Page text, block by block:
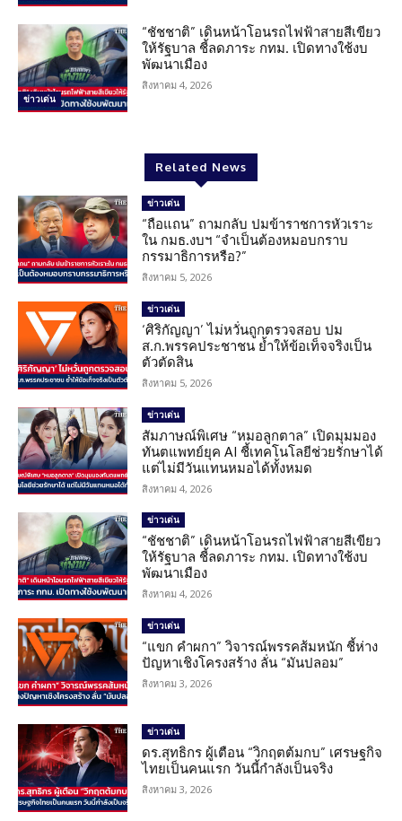
ข่าวเด่น
“ชัชชาติ” เดินหน้าโอนรถไฟฟ้าสายสีเขียว
ให้รัฐบาล ชี้ลดภาระ กทม. เปิดทางใช้งบ
พัฒนาเมือง
สิงหาคม 4, 2026
Related News
ข่าวเด่น
“ถือแถน” ถามกลับ ปมข้าราชการหัวเราะ
ใน กมธ.งบฯ “จำเป็นต้องหมอบกราบ
กรรมาธิการหรือ?”
สิงหาคม 5, 2026
ข่าวเด่น
‘ศิริกัญญา’ ไม่หวั่นถูกตรวจสอบ ปม
ส.ก.พรรคประชาชน ย้ำให้ข้อเท็จจริงเป็น
ตัวตัดสิน
สิงหาคม 5, 2026
ข่าวเด่น
สัมภาษณ์พิเศษ “หมอลูกตาล” เปิดมุมมอง
ทันตแพทย์ยุค AI ชี้เทคโนโลยีช่วยรักษาได้
แต่ไม่มีวันแทนหมอได้ทั้งหมด
สิงหาคม 4, 2026
ข่าวเด่น
“ชัชชาติ” เดินหน้าโอนรถไฟฟ้าสายสีเขียว
ให้รัฐบาล ชี้ลดภาระ กทม. เปิดทางใช้งบ
พัฒนาเมือง
สิงหาคม 4, 2026
ข่าวเด่น
“แขก คำผกา” วิจารณ์พรรคส้มหนัก ชี้ห่าง
ปัญหาเชิงโครงสร้าง ลั่น “มันปลอม”
สิงหาคม 3, 2026
ข่าวเด่น
ดร.สุทธิกร ผู้เตือน “วิกฤตต้มกบ” เศรษฐกิจ
ไทยเป็นคนแรก วันนี้กำลังเป็นจริง
สิงหาคม 3, 2026